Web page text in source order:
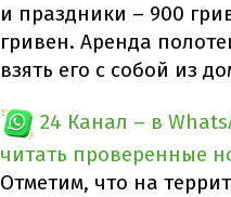
и праздники – 900
гривен. Аренда
взять его с собой из
24 Канал – в
читать проверенные
Отметим, что на